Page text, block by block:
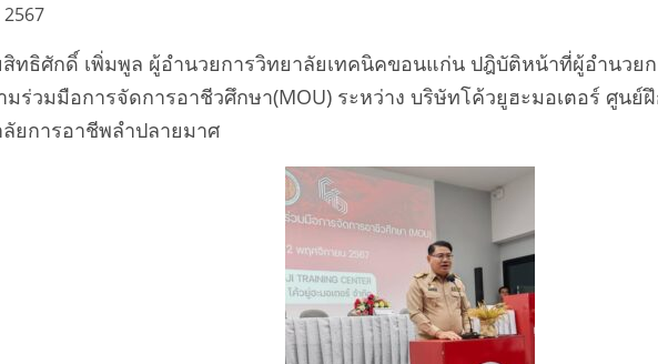
2567
ทธิศักดิ์ เพิ่มพูล ผู้อำนวยการวิทยาลัยเทคนิคขอนแก่น ปฎิบัติหน้าที่ผู้อำนวย
มร่วมมือการจัดการอาชีวศึกษา(MOU) ระหว่าง บริษัทโค้วยูฮะมอเตอร์ ศูนย์
ยการอาชีพลำปลายมาศ